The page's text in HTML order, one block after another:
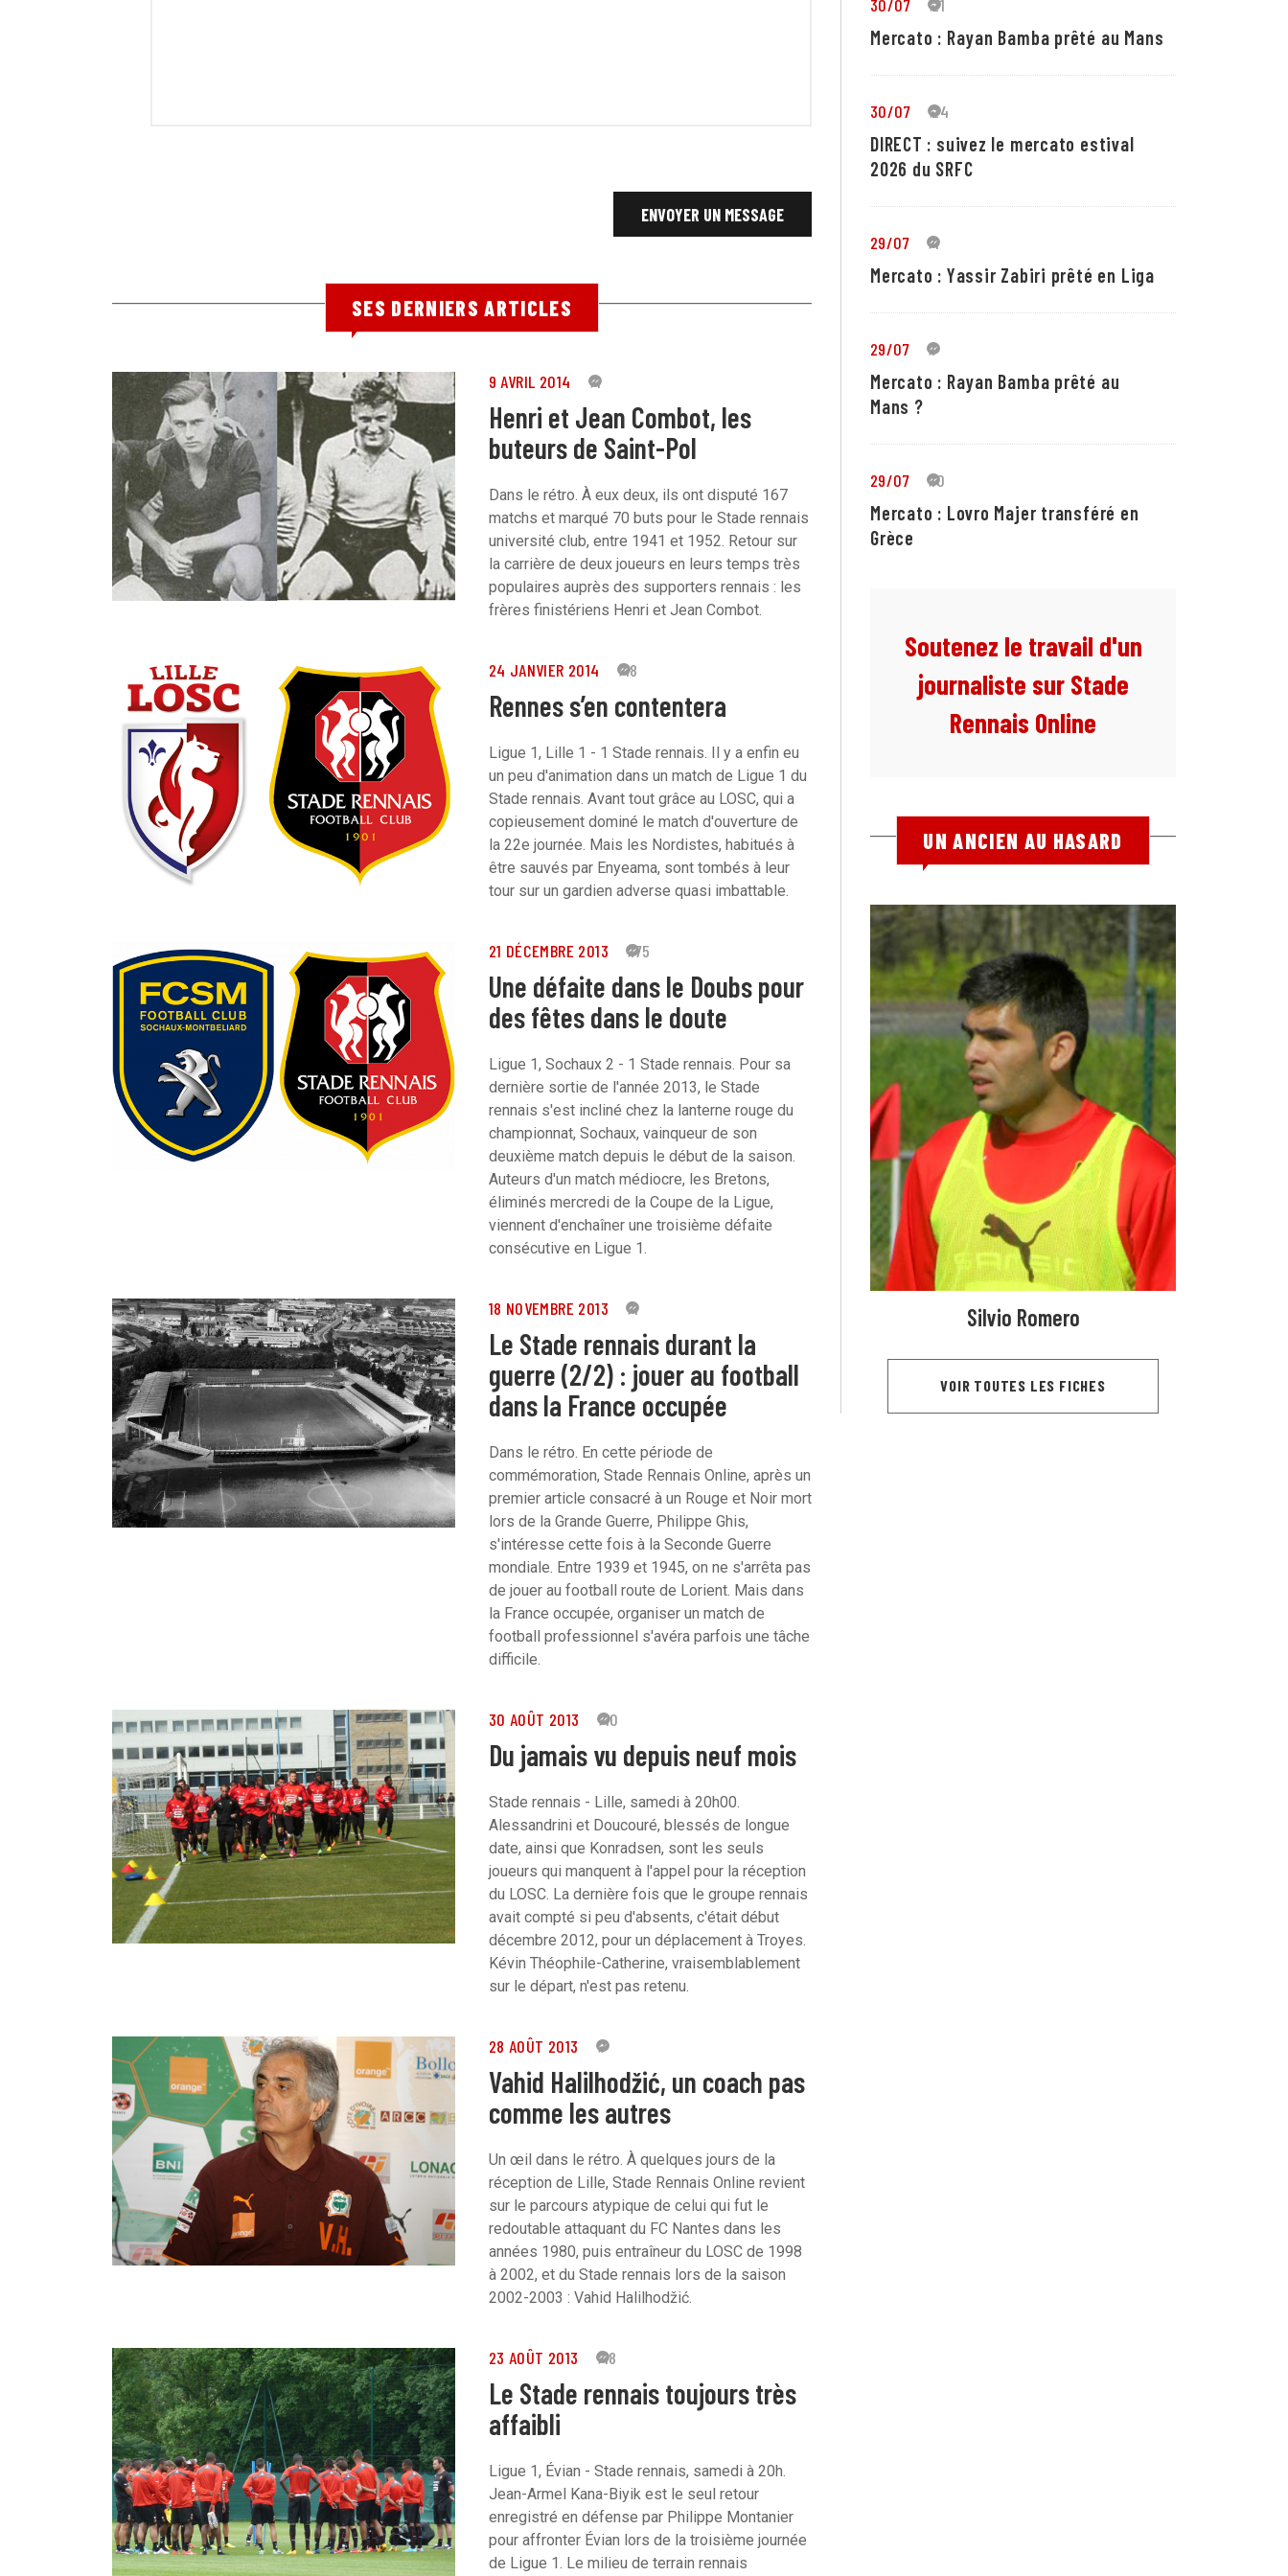
SES DERNIERS ARTICLES
9 AVRIL 2014 4
Henri et Jean Combot, les
buteurs de Saint-Pol
Dans le rétro. À eux deux, ils ont disputé 167
matchs et marqué 70 buts pour le Stade rennais
université club, entre 1941 et 1952. Retour sur
la carrière de deux joueurs en leurs temps très
populaires auprès des supporters rennais : les
frères finistériens Henri et Jean Combot.
24 JANVIER 2014 48
Rennes s’en contentera
Ligue 1, Lille 1 - 1 Stade rennais. Il y a enfin eu
un peu d'animation dans un match de Ligue 1 du
Stade rennais. Avant tout grâce au LOSC, qui a
copieusement dominé le match d'ouverture de
la 22e journée. Mais les Nordistes, habitués à
être sauvés par Enyeama, sont tombés à leur
tour sur un gardien adverse quasi imbattable.
21 DÉCEMBRE 2013 175
Une défaite dans le Doubs pour
des fêtes dans le doute
Ligue 1, Sochaux 2 - 1 Stade rennais. Pour sa
dernière sortie de l'année 2013, le Stade
rennais s'est incliné chez la lanterne rouge du
championnat, Sochaux, vainqueur de son
deuxième match depuis le début de la saison.
Auteurs d'un match médiocre, les Bretons,
éliminés mercredi de la Coupe de la Ligue,
viennent d'enchaîner une troisième défaite
consécutive en Ligue 1.
18 NOVEMBRE 2013 4
Le Stade rennais durant la
guerre (2/2) : jouer au football
dans la France occupée
Dans le rétro. En cette période de
commémoration, Stade Rennais Online, après un
premier article consacré à un Rouge et Noir mort
lors de la Grande Guerre, Philippe Ghis,
s'intéresse cette fois à la Seconde Guerre
mondiale. Entre 1939 et 1945, on ne s'arrêta pas
de jouer au football route de Lorient. Mais dans
la France occupée, organiser un match de
football professionnel s'avéra parfois une tâche
difficile.
30 AOÛT 2013 40
Du jamais vu depuis neuf mois
Stade rennais - Lille, samedi à 20h00.
Alessandrini et Doucouré, blessés de longue
date, ainsi que Konradsen, sont les seuls
joueurs qui manquent à l'appel pour la réception
du LOSC. La dernière fois que le groupe rennais
avait compté si peu d'absents, c'était début
décembre 2012, pour un déplacement à Troyes.
Kévin Théophile-Catherine, vraisemblablement
sur le départ, n'est pas retenu.
28 AOÛT 2013 7
Vahid Halilhodžić, un coach pas
comme les autres
Un œil dans le rétro. À quelques jours de la
réception de Lille, Stade Rennais Online revient
sur le parcours atypique de celui qui fut le
redoutable attaquant du FC Nantes dans les
années 1980, puis entraîneur du LOSC de 1998
à 2002, et du Stade rennais lors de la saison
2002-2003 : Vahid Halilhodžić.
23 AOÛT 2013 48
Le Stade rennais toujours très
affaibli
Ligue 1, Évian - Stade rennais, samedi à 20h.
Jean-Armel Kana-Biyik est le seul retour
enregistré en défense par Philippe Montanier
pour affronter Évian lors de la troisième journée
de Ligue 1. Le milieu de terrain rennais
30/07 21
Mercato : Rayan Bamba prêté au Mans
30/07 24
DIRECT : suivez le mercato estival
2026 du SRFC
29/07 4
Mercato : Yassir Zabiri prêté en Liga
29/07 1
Mercato : Rayan Bamba prêté au
Mans ?
29/07 10
Mercato : Lovro Majer transféré en
Grèce
Soutenez le travail d'un
journaliste sur Stade
Rennais Online
UN ANCIEN AU HASARD
Silvio Romero
VOIR TOUTES LES FICHES